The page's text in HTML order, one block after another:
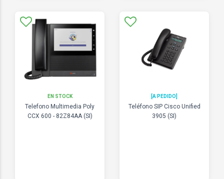
EN STOCK
Telefono Multimedia Poly
CCX 600 - 82Z84AA (SI)
[A PEDIDO]
Teléfono SIP Cisco Unified
3905 (SI)